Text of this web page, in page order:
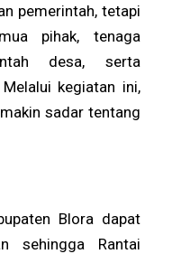
pemerintah, tetapi
pihak, tenaga
desa, serta
kegiatan ini,
sadar tentang
Blora dapat
sehingga Rantai